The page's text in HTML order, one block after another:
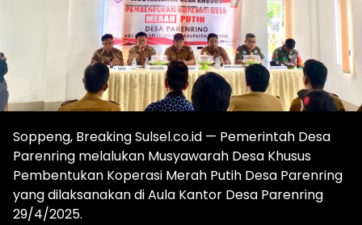
Soppeng, Breaking Sulsel.co.id — Pemerintah Desa
Parenring melalukan Musyawarah Desa Khusus
Pembentukan Koperasi Merah Putih Desa Parenring
yang dilaksanakan di Aula Kantor Desa Parenring
29/4/2025.